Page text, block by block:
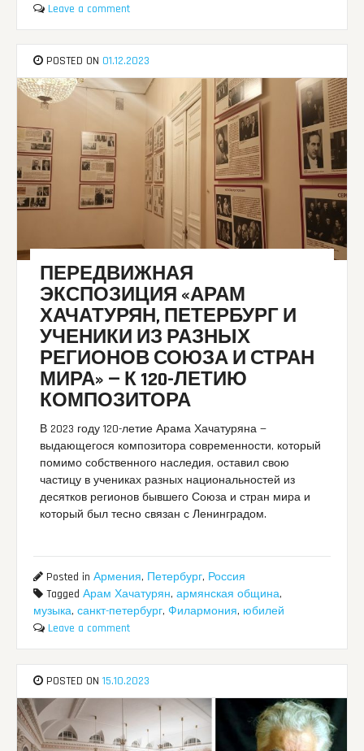
Leave a comment
POSTED ON 01.12.2023
ПЕРЕДВИЖНАЯ
ЭКСПОЗИЦИЯ «АРАМ
ХАЧАТУРЯН, ПЕТЕРБУРГ И
УЧЕНИКИ ИЗ РАЗНЫХ
РЕГИОНОВ СОЮЗА И СТРАН
МИРА» — К 120-ЛЕТИЮ
КОМПОЗИТОРА
В 2023 году 120-летие Арама Хачатуряна —
выдающегося композитора современности, который
помимо собственного наследия, оставил свою
частицу в учениках разных национальностей из
десятков регионов бывшего Союза и стран мира и
который был тесно связан с Ленинградом.
Posted inАрмения, Петербург, Россия
TaggedАрам Хачатурян,армянская община,
музыка,санкт-петербург,Филармония, юбилей
Leave a comment
POSTED ON15.10.2023